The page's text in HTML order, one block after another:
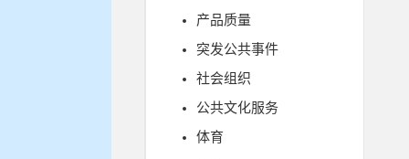
产品质量
突发公共事件
社会组织
公共文化服务
体育